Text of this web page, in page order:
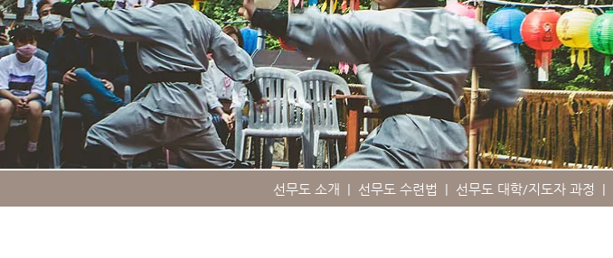
선무도 소개 | 선무도 수련법 | 선무도 대학/지도자 과정 |